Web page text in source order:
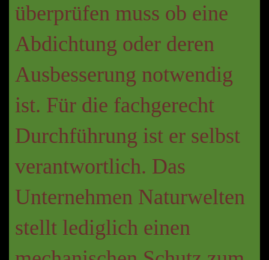
überprüfen muss ob eine
Abdichtung oder deren
Ausbesserung notwendig
ist. Für die fachgerecht
Durchführung ist er selbst
verantwortlich. Das
Unternehmen Naturwelten
stellt lediglich einen